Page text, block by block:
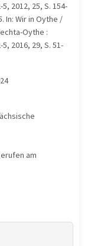
2012, 25, S. 154-
In: Wir in Oythe /
Oythe :
2016, 29, S. 51-
am